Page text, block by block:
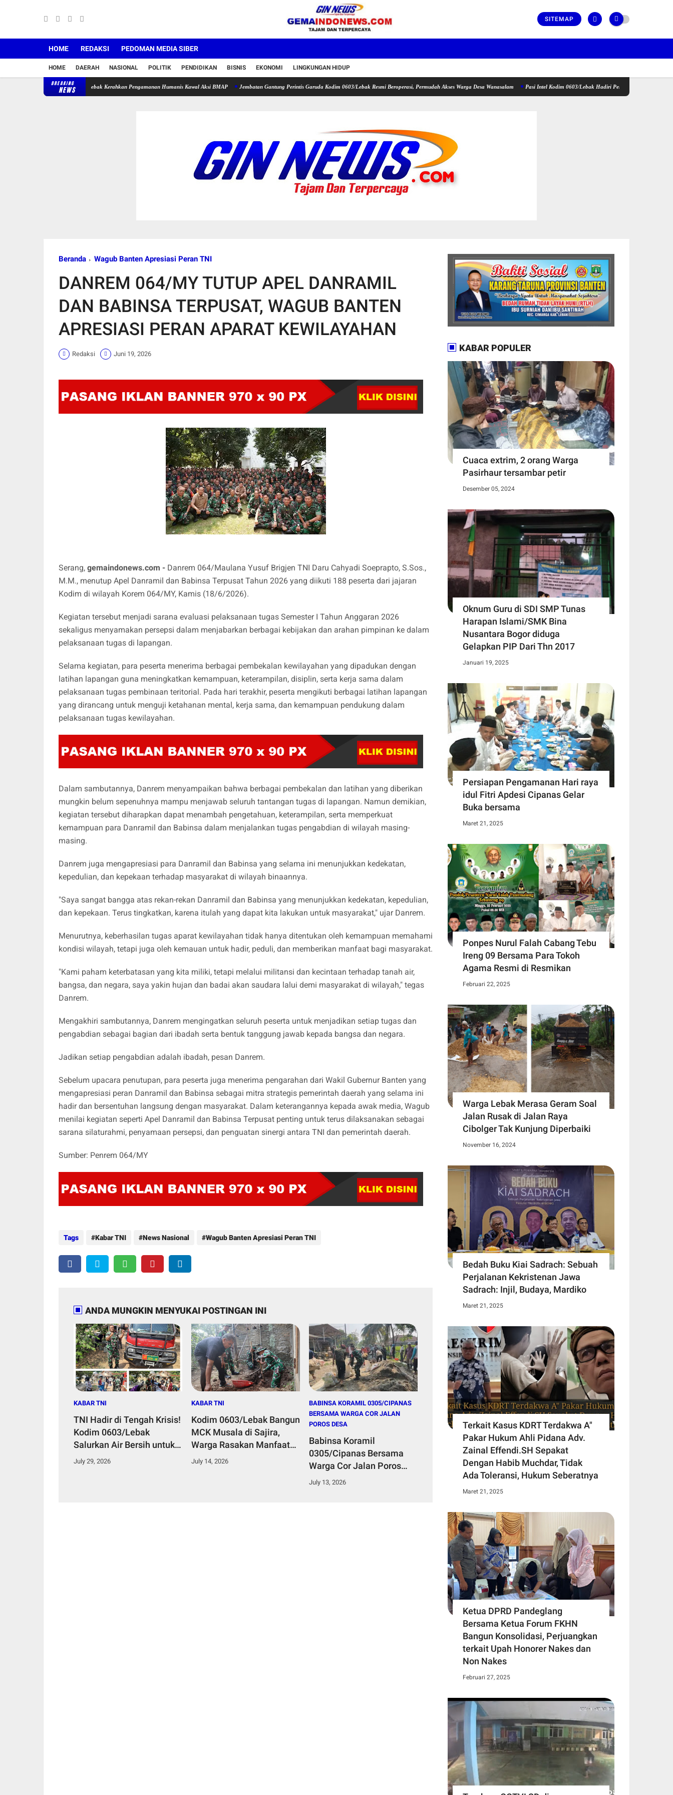
SITEMAP
HOME REDAKSI PEDOMAN MEDIA SIBER
HOME DAERAH NASIONAL POLITIK PENDIDIKAN BISNIS EKONOMI LINGKUNGAN HIDUP
BREAKING
NEWS
Lebak, Polres Lebak Kerahkan Pengamanan Humanis Kawal Aksi BMAP Jembatan Gantung Perintis Garuda Kodim 0603/Lebak Resmi Beroperasi, Permudah Akses Warga Desa Wanasalam Pasi Intel Kodim 0603/Lebak Hadiri Peringatan Hari Anak Nasional
Beranda Wagub Banten Apresiasi Peran TNI
DANREM 064/MY TUTUP APEL DANRAMIL
DAN BABINSA TERPUSAT, WAGUB BANTEN
APRESIASI PERAN APARAT KEWILAYAHAN
Redaksi Juni 19, 2026
Serang, gemaindonews.com - Danrem 064/Maulana Yusuf Brigjen TNI Daru Cahyadi Soeprapto, S.Sos.,
M.M., menutup Apel Danramil dan Babinsa Terpusat Tahun 2026 yang diikuti 188 peserta dari jajaran
Kodim di wilayah Korem 064/MY, Kamis (18/6/2026).
Kegiatan tersebut menjadi sarana evaluasi pelaksanaan tugas Semester I Tahun Anggaran 2026
sekaligus menyamakan persepsi dalam menjabarkan berbagai kebijakan dan arahan pimpinan ke dalam
pelaksanaan tugas di lapangan.
Selama kegiatan, para peserta menerima berbagai pembekalan kewilayahan yang dipadukan dengan
latihan lapangan guna meningkatkan kemampuan, keterampilan, disiplin, serta kerja sama dalam
pelaksanaan tugas pembinaan teritorial. Pada hari terakhir, peserta mengikuti berbagai latihan lapangan
yang dirancang untuk menguji ketahanan mental, kerja sama, dan kemampuan pendukung dalam
pelaksanaan tugas kewilayahan.
Dalam sambutannya, Danrem menyampaikan bahwa berbagai pembekalan dan latihan yang diberikan
mungkin belum sepenuhnya mampu menjawab seluruh tantangan tugas di lapangan. Namun demikian,
kegiatan tersebut diharapkan dapat menambah pengetahuan, keterampilan, serta memperkuat
kemampuan para Danramil dan Babinsa dalam menjalankan tugas pengabdian di wilayah masing-
masing.
Danrem juga mengapresiasi para Danramil dan Babinsa yang selama ini menunjukkan kedekatan,
kepedulian, dan kepekaan terhadap masyarakat di wilayah binaannya.
"Saya sangat bangga atas rekan-rekan Danramil dan Babinsa yang menunjukkan kedekatan, kepedulian,
dan kepekaan. Terus tingkatkan, karena itulah yang dapat kita lakukan untuk masyarakat," ujar Danrem.
Menurutnya, keberhasilan tugas aparat kewilayahan tidak hanya ditentukan oleh kemampuan memahami
kondisi wilayah, tetapi juga oleh kemauan untuk hadir, peduli, dan memberikan manfaat bagi masyarakat.
"Kami paham keterbatasan yang kita miliki, tetapi melalui militansi dan kecintaan terhadap tanah air,
bangsa, dan negara, saya yakin hujan dan badai akan saudara lalui demi masyarakat di wilayah," tegas
Danrem.
Mengakhiri sambutannya, Danrem mengingatkan seluruh peserta untuk menjadikan setiap tugas dan
pengabdian sebagai bagian dari ibadah serta bentuk tanggung jawab kepada bangsa dan negara.
Jadikan setiap pengabdian adalah ibadah, pesan Danrem.
Sebelum upacara penutupan, para peserta juga menerima pengarahan dari Wakil Gubernur Banten yang
mengapresiasi peran Danramil dan Babinsa sebagai mitra strategis pemerintah daerah yang selama ini
hadir dan bersentuhan langsung dengan masyarakat. Dalam keterangannya kepada awak media, Wagub
menilai kegiatan seperti Apel Danramil dan Babinsa Terpusat penting untuk terus dilaksanakan sebagai
sarana silaturahmi, penyamaan persepsi, dan penguatan sinergi antara TNI dan pemerintah daerah.
Sumber: Penrem 064/MY
Tags Kabar TNI News Nasional Wagub Banten Apresiasi Peran TNI
ANDA MUNGKIN MENYUKAI POSTINGAN INI
KABAR TNI
TNI Hadir di Tengah Krisis!
Kodim 0603/Lebak
Salurkan Air Bersih untuk
Warga Desa Paja yang
July 29, 2026
KABAR TNI
Kodim 0603/Lebak Bangun
MCK Musala di Sajira,
Warga Rasakan Manfaat
Nyata di Tengah Kemarau
July 14, 2026
BABINSA KORAMIL 0305/CIPANAS
BERSAMA WARGA COR JALAN
POROS DESA
Babinsa Koramil
0305/Cipanas Bersama
Warga Cor Jalan Poros
Desa, Perkuat Akses
July 13, 2026
KABAR POPULER
Cuaca extrim, 2 orang Warga
Pasirhaur tersambar petir
Desember 05, 2024
Oknum Guru di SDI SMP Tunas
Harapan Islami/SMK Bina
Nusantara Bogor diduga
Gelapkan PIP Dari Thn 2017
Januari 19, 2025
Persiapan Pengamanan Hari raya
idul Fitri Apdesi Cipanas Gelar
Buka bersama
Maret 21, 2025
Ponpes Nurul Falah Cabang Tebu
Ireng 09 Bersama Para Tokoh
Agama Resmi di Resmikan
Februari 22, 2025
Warga Lebak Merasa Geram Soal
Jalan Rusak di Jalan Raya
Cibolger Tak Kunjung Diperbaiki
November 16, 2024
Bedah Buku Kiai Sadrach: Sebuah
Perjalanan Kekristenan Jawa
Sadrach: Injil, Budaya, Mardiko
Maret 21, 2025
Terkait Kasus KDRT Terdakwa A"
Pakar Hukum Ahli Pidana Adv.
Zainal Effendi.SH Sepakat
Dengan Habib Muchdar, Tidak
Ada Toleransi, Hukum Seberatnya
Maret 21, 2025
Ketua DPRD Pandeglang
Bersama Ketua Forum FKHN
Bangun Konsolidasi, Perjuangkan
terkait Upah Honorer Nakes dan
Non Nakes
Februari 27, 2025